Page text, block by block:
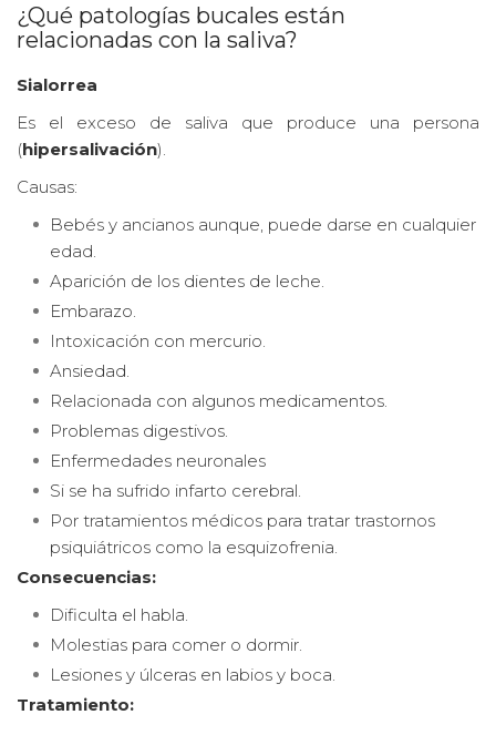
¿Qué patologías bucales están
relacionadas con la saliva?
Sialorrea
Es el exceso de saliva que produce una persona
(hipersalivación).
Causas:
Bebés y ancianos aunque, puede darse en cualquier
edad.
Aparición de los dientes de leche.
Embarazo.
Intoxicación con mercurio.
Ansiedad.
Relacionada con algunos medicamentos.
Problemas digestivos.
Enfermedades neuronales
Si se ha sufrido infarto cerebral.
Por tratamientos médicos para tratar trastornos
psiquiátricos como la esquizofrenia.
Consecuencias:
Dificulta el habla.
Molestias para comer o dormir.
Lesiones y úlceras en labios y boca.
Tratamiento: